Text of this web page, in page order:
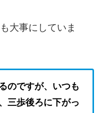
大事にしていま
のですが、いつも
三歩後ろに下がっ